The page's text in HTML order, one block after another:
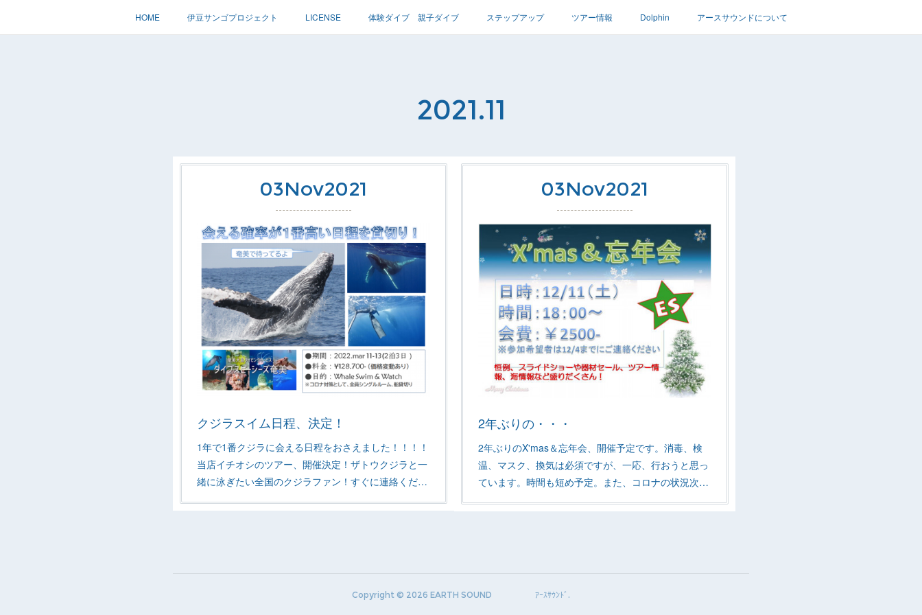
HOME 伊豆サンゴプロジェクト LICENSE 体験ダイブ 親子ダイブ ステップアップ ツアー情報 Dolphin アースサウンドについて
2021.11
03Nov2021
クジラスイム日程、決定！
1年で1番クジラに会える日程をおさえました！！！！
当店イチオシのツアー、開催決定！ザトウクジラと一
緒に泳ぎたい全国のクジラファン！すぐに連絡くだ…
03Nov2021
2年ぶりの・・・
2年ぶりのX'mas＆忘年会、開催予定です。消毒、検
温、マスク、換気は必須ですが、一応、行おうと思っ
ています。時間も短め予定。また、コロナの状況次…
Copyright © 2026 EARTH SOUND ｱｰｽｻｳﾝﾄﾞ .